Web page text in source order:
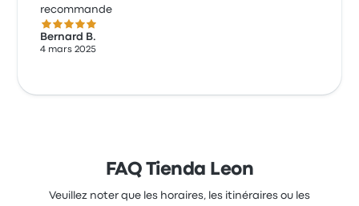
recommande
5.0 sur 5 étoiles
Bernard B.
4 mars 2025
FAQ Tienda Leon
Veuillez noter que les horaires, les itinéraires ou les